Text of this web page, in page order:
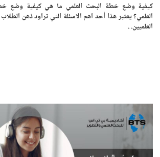
كيفية وضع خطة البحث العلمي ما هي كيفية وضع
العلمي؟ يعتبر هذا أحد اهم الاسئلة التي تراود ذهن
العلميين. .